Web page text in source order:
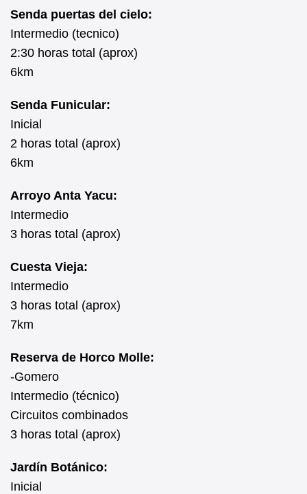
Senda puertas del cielo:
Intermedio (tecnico)
2:30 horas total (aprox)
6km
Senda Funicular:
Inicial
2 horas total (aprox)
6km
Arroyo Anta Yacu:
Intermedio
3 horas total (aprox)
Cuesta Vieja:
Intermedio
3 horas total (aprox)
7km
Reserva de Horco Molle:
-Gomero
Intermedio (técnico)
Circuitos combinados
3 horas total (aprox)
Jardín Botánico:
Inicial